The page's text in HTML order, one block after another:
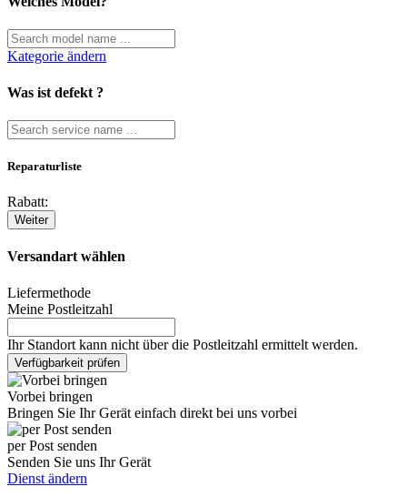
Kategorie ändern
Was ist defekt ?
Reparaturliste
Rabatt:
Weiter
Versandart wählen
Liefermethode
Meine Postleitzahl
Ihr Standort kann nicht über die Postleitzahl ermittelt werden.
Verfügbarkeit prüfen
Vorbei bringen
Bringen Sie Ihr Gerät einfach direkt bei uns vorbei
per Post senden
Senden Sie uns Ihr Gerät
Dienst ändern